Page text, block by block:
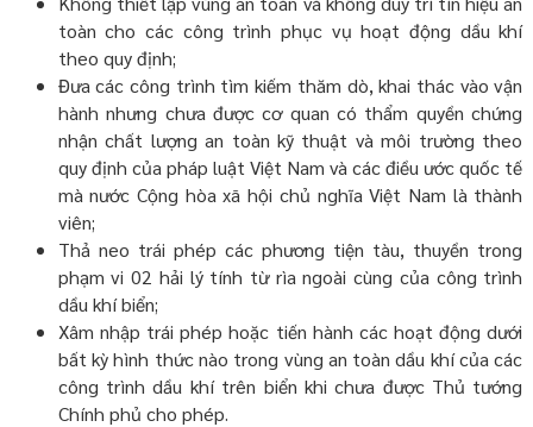
toàn cho các công trình phục vụ hoạt động dầu khí
theo quy định;
Đưa các công trình tìm kiếm thăm dò, khai thác vào vận
hành nhưng chưa được cơ quan có thẩm quyền chứng
nhận chất lượng an toàn kỹ thuật và môi trường theo
quy định của pháp luật Việt Nam và các điều ước quốc tế
mà nước Cộng hòa xã hội chủ nghĩa Việt Nam là thành
viên;
Thả neo trái phép các phương tiện tàu, thuyền trong
phạm vi 02 hải lý tính từ rìa ngoài cùng của công trình
dầu khí biển;
Xâm nhập trái phép hoặc tiến hành các hoạt động dưới
bất kỳ hình thức nào trong vùng an toàn dầu khí của các
công trình dầu khí trên biển khi chưa được Thủ tướng
Chính phủ cho phép.